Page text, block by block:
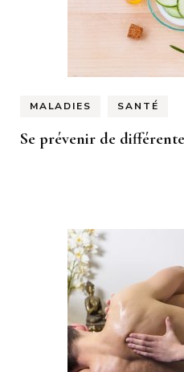
MALADIES SANTÉ
Se prévenir de